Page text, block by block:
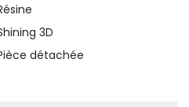
3D
détachée